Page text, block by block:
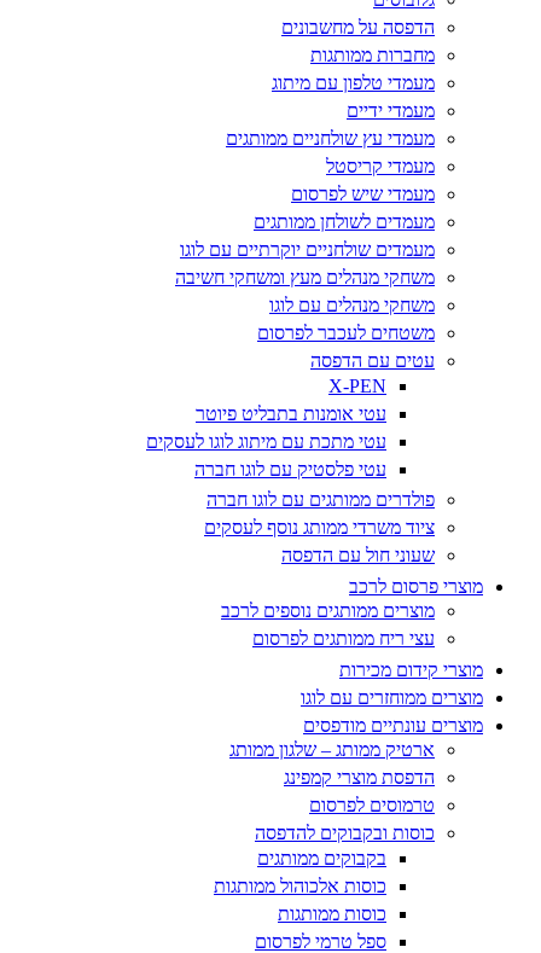
הדפסה על מחשבונים
מחברות ממותגות
מעמדי טלפון עם מיתוג
מעמדי ידיים
מעמדי עץ שולחניים ממותגים
מעמדי קריסטל
מעמדי שיש לפרסום
מעמדים לשולחן ממותגים
מעמדים שולחניים יוקרתיים עם לוגו
משחקי מנהלים מעץ ומשחקי חשיבה
משחקי מנהלים עם לוגו
משטחים לעכבר לפרסום
עטים עם הדפסה
X-PEN
עטי אומנות בתבליט פיוטר
עטי מתכת עם מיתוג לוגו לעסקים
עטי פלסטיק עם לוגו חברה
פולדרים ממותגים עם לוגו חברה
ציוד משרדי ממותג נוסף לעסקים
שעוני חול עם הדפסה
מוצרי פרסום לרכב
מוצרים ממותגים נוספים לרכב
עצי ריח ממותגים לפרסום
מוצרי קידום מכירות
מוצרים ממוחזרים עם לוגו
מוצרים עונתיים מודפסים
ארטיק ממותג – שלגון ממותג
הדפסת מוצרי קמפינג
טרמוסים לפרסום
כוסות ובקבוקים להדפסה
בקבוקים ממותגים
כוסות אלכוהול ממותגות
כוסות ממותגות
ספל טרמי לפרסום